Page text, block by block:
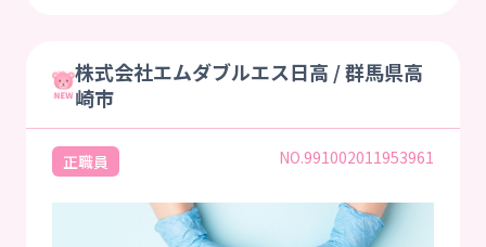
株式会社エムダブルエス日高 / 群馬県高
崎市
正職員 NO.991002011953961